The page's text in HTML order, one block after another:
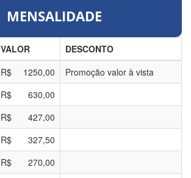
MENSALIDADE
VALOR
DESCONTO
R$ 1250,00
Promoção valor à vista
R$
630,00
R$
427,00
R$
327,50
R$
270,00